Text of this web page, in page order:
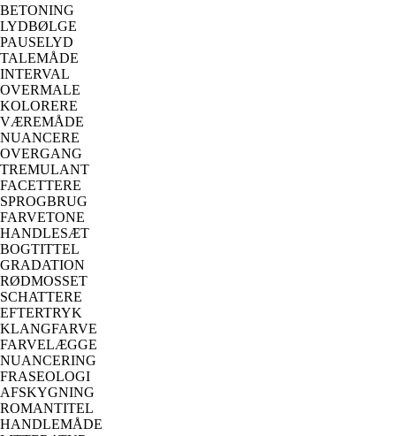
BETONING
LYDBØLGE
PAUSELYD
TALEMÅDE
INTERVAL
OVERMALE
KOLORERE
VÆREMÅDE
NUANCERE
OVERGANG
TREMULANT
FACETTERE
SPROGBRUG
FARVETONE
HANDLESÆT
BOGTITTEL
GRADATION
RØDMOSSET
SCHATTERE
EFTERTRYK
KLANGFARVE
FARVELÆGGE
NUANCERING
FRASEOLOGI
AFSKYGNING
ROMANTITEL
HANDLEMÅDE